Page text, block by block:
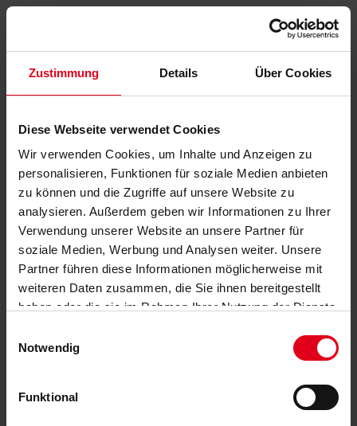
Zustimmung Details Über Cookies
Diese Webseite verwendet Cookies
Wir verwenden Cookies, um Inhalte und Anzeigen zu
personalisieren, Funktionen für soziale Medien anbieten
zu können und die Zugriffe auf unsere Website zu
analysieren. Außerdem geben wir Informationen zu Ihrer
Verwendung unserer Website an unsere Partner für
soziale Medien, Werbung und Analysen weiter. Unsere
Partner führen diese Informationen möglicherweise mit
weiteren Daten zusammen, die Sie ihnen bereitgestellt
haben oder die sie im Rahmen Ihrer Nutzung der Dienste
Notwendig
Funktional